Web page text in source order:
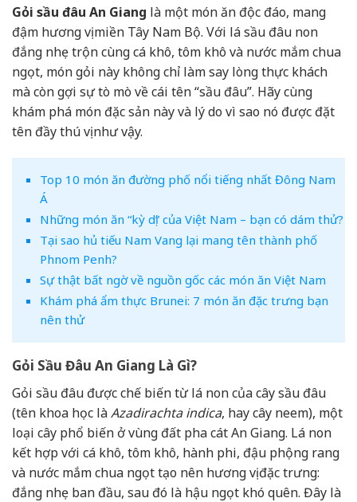
Gỏi sầu đâu An Giang là một món ăn độc đáo, mang
đậm hương vị miền Tây Nam Bộ. Với lá sầu đâu non
đắng nhẹ trộn cùng cá khô, tôm khô và nước mắm chua
ngọt, món gỏi này không chỉ làm say lòng thực khách
mà còn gợi sự tò mò về cái tên “sầu đâu”. Hãy cùng
khám phá món đặc sản này và lý do vì sao nó được đặt
tên đầy thú vị như vậy.
Top 10 món ăn đường phố nổi tiếng nhất Đông Nam
Á
Những món ăn “kỳ dị” của Việt Nam – bạn có dám thử?
Tại sao hủ tiếu Nam Vang lại mang tên thành phố
Phnom Penh?
Sự thật bất ngờ về nguồn gốc các món ăn Việt Nam
Khám phá ẩm thực Brunei: 7 món ăn đặc trưng bạn
nên thử
Gỏi Sầu Đâu An Giang Là Gì?
Gỏi sầu đâu được chế biến từ lá non của cây sầu đâu
(tên khoa học làAzadirachta indica, hay cây neem), một
loại cây phổ biến ở vùng đất pha cát An Giang. Lá non
kết hợp với cá khô, tôm khô, hành phi, đậu phộng rang
và nước mắm chua ngọt tạo nên hương vị đặc trưng:
đắng nhẹ ban đầu, sau đó là hậu ngọt khó quên. Đây là